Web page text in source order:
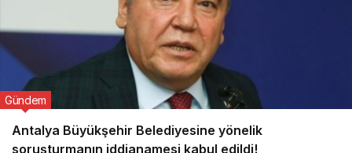
Antalya Büyükşehir Belediyesine yönelik
soruşturmanın iddianamesi kabul edildi!
Gündem